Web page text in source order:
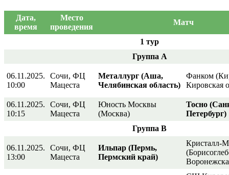
Дата,
время
Место
проведения
Матч
1 тур
Группа А
06.11.2025.
10:00
Сочи, ФЦ
Мацеста
Металлург (Аша,
Челябинская область)
Фанком
Кировская
06.11.2025.
10:15
Сочи, ФЦ
Мацеста
Юность Москвы
(Москва)
Тосно
Петербург)
Группа В
06.11.2025.
13:00
Сочи, ФЦ
Мацеста
Ильпар (Пермь,
Пермский край)
Кристалл-